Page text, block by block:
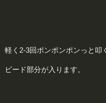
軽く2-3回ポンポンポンっと叩
ビード部分が入ります。